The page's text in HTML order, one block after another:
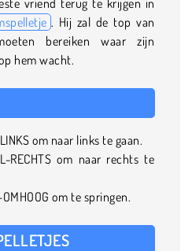
. Hij zal de top van
bereiken waar zijn
hem wacht.
om naar links te gaan.
RECHTS om naar rechts te
om te springen.